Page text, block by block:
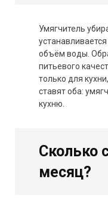
Умягчитель
объём воды.
питьевого
только для
ставят оба:
кухню.
Сколько
месяц?